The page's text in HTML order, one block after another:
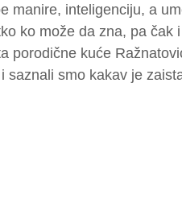
manire, inteligenciju, a
ko može da zna, pa čak
porodične kuće
saznali smo kakav je